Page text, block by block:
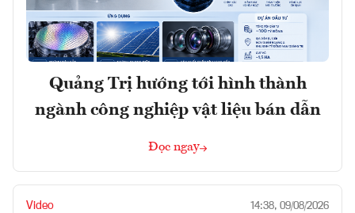
Quảng Trị hướng tới hình thành
ngành công nghiệp vật liệu bán dẫn
Đọc ngay
Video 14:38, 09/08/2026